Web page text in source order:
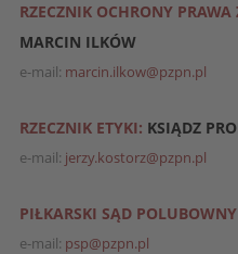
RZECZNIK OCHRONY
MARCIN ILKÓW
e-mail: marcin.ilkow@pzpn.pl
RZECZNIK ETYKI: KSIĄDZ
e-mail: jerzy.kostorz@pzpn.pl
PIŁKARSKI SĄD POLUBOWNY
e-mail: psp@pzpn.pl